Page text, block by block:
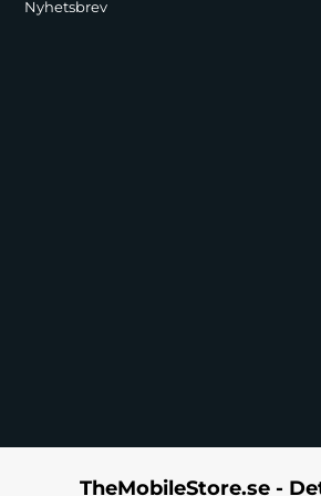
EAN:023942322474
Nyhetsbrev
TheMobileStore.se -